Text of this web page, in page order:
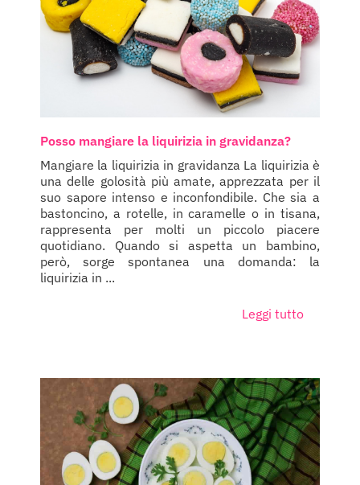
Posso mangiare la liquirizia in gravidanza?
Mangiare la liquirizia in gravidanza La liquirizia è
una delle golosità più amate, apprezzata per il
suo sapore intenso e inconfondibile. Che sia a
bastoncino, a rotelle, in caramelle o in tisana,
rappresenta per molti un piccolo piacere
quotidiano. Quando si aspetta un bambino,
però, sorge spontanea una domanda: la
liquirizia in ...
Leggi tutto